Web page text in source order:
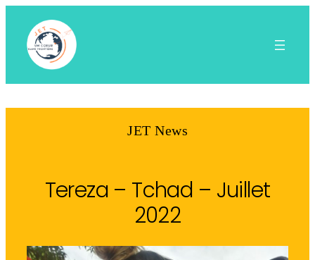
contenu
JET News
Tereza – Tchad – Juillet
2022